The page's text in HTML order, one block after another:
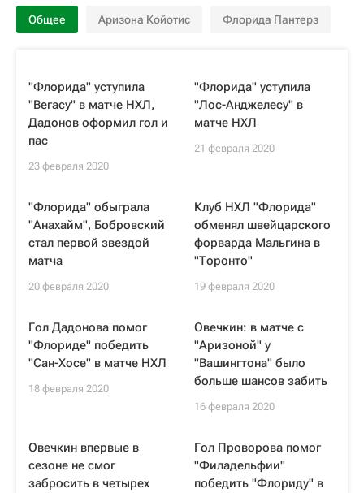
Общее Аризона Койотис Флорида Пантерз
"Флорида" уступила
"Вегасу" в матче НХЛ,
Дадонов оформил гол и
пас
23 февраля 2020
"Флорида" уступила
"Лос-Анджелесу" в
матче НХЛ
21 февраля 2020
"Флорида" обыграла
"Анахайм", Бобровский
стал первой звездой
матча
20 февраля 2020
Клуб НХЛ "Флорида"
обменял швейцарского
форварда Мальгина в
"Торонто"
19 февраля 2020
Гол Дадонова помог
"Флориде" победить
"Сан-Хосе" в матче НХЛ
18 февраля 2020
Овечкин: в матче с
"Аризоной" у
"Вашингтона" было
больше шансов забить
16 февраля 2020
Овечкин впервые в
сезоне не смог
забросить в четырех
Гол Проворова помог
"Филадельфии"
победить "Флориду" в